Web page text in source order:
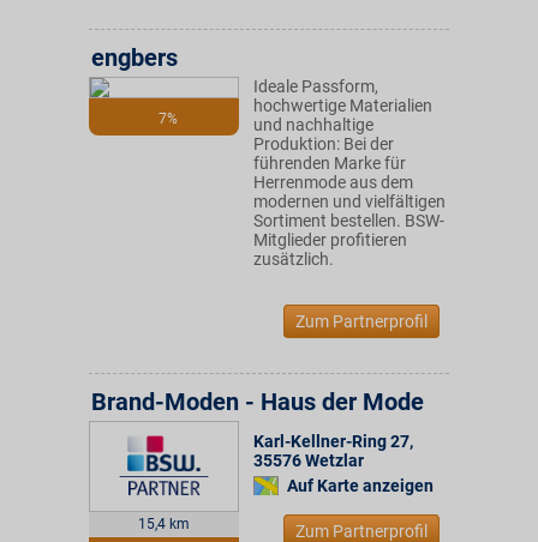
7%
engbers
Ideale Passform,
hochwertige Materialien
und nachhaltige
Produktion: Bei der
führenden Marke für
Herrenmode aus dem
modernen und vielfältigen
Sortiment bestellen. BSW-
Mitglieder profitieren
zusätzlich.
Zum Partnerprofil
15,4 km
Brand-Moden - Haus der Mode
Karl-Kellner-Ring 27,
35576Wetzlar
Auf Karte anzeigen
Zum Partnerprofil